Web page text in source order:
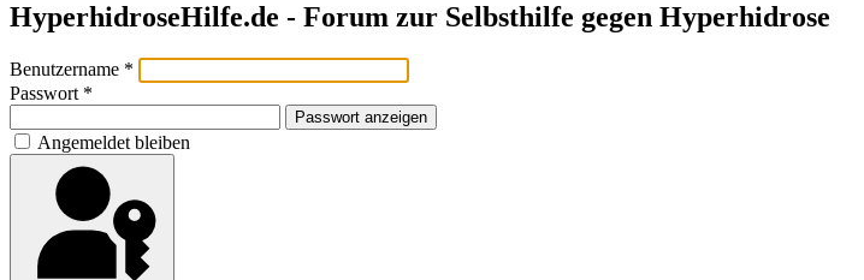
HyperhidroseHilfe.de - Forum zur Selbsthilfe gegen Hyperhidrose
Benutzername *
Passwort *
Passwort anzeigen
Angemeldet bleiben